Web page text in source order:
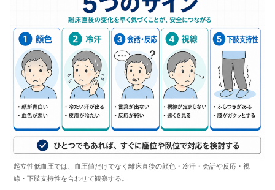
起立性低血圧では、血圧値だけでなく離床直後の顔色・冷汗・会話や反応・視
線・下肢支持性を合わせて観察する。